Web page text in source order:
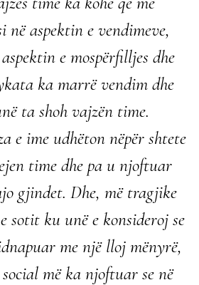
në aspektin e vendimeve,
e mospërfilljes dhe
ka marrë vendim dhe
ta shoh vajzën time.
e ime udhëton nëpër shtete
time dhe pa u njoftuar
gjindet. Dhe, më tragjike
sotit ku unë e konsideroj se
me një lloj mënyrë,
më ka njoftuar se në